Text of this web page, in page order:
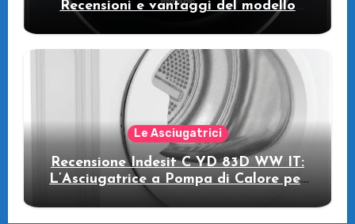
Recensioni e vantaggi del modello
Le Asciugatrici
Recensione Indesit C YD 83D WW IT:
L’Asciugatrice a Pompa di Calore per
il Tuo Benessere